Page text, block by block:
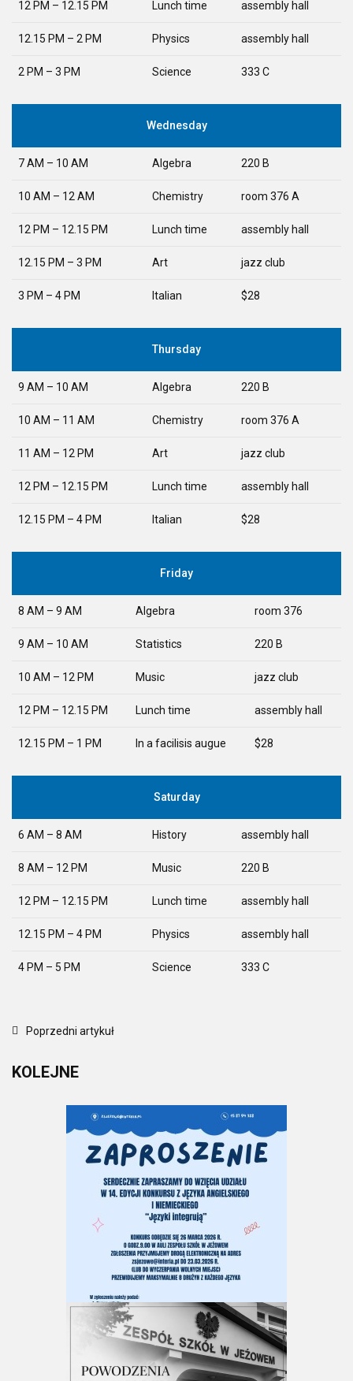
12 PM – 12.15 PM Lunch time assembly hall
12.15 PM – 2 PM Physics assembly hall
2 PM – 3 PM Science 333 C
Wednesday
7 AM – 10 AM Algebra 220 B
10 AM – 12 AM Chemistry room 376 A
12 PM – 12.15 PM Lunch time assembly hall
12.15 PM – 3 PM Art jazz club
3 PM – 4 PM Italian $28
Thursday
9 AM – 10 AM Algebra 220 B
10 AM – 11 AM Chemistry room 376 A
11 AM – 12 PM Art jazz club
12 PM – 12.15 PM Lunch time assembly hall
12.15 PM – 4 PM Italian $28
Friday
8 AM – 9 AM Algebra room 376
9 AM – 10 AM Statistics 220 B
10 AM – 12 PM Music jazz club
12 PM – 12.15 PM Lunch time assembly hall
12.15 PM – 1 PM In a facilisis augue $28
Saturday
6 AM – 8 AM History assembly hall
8 AM – 12 PM Music 220 B
12 PM – 12.15 PM Lunch time assembly hall
12.15 PM – 4 PM Physics assembly hall
4 PM – 5 PM Science 333 C
Poprzedni artykuł
KOLEJNE